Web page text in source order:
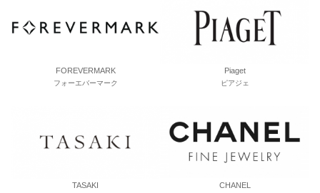
FOREVERMARK
フォーエバーマーク
Piaget
ピアジェ
TASAKI CHANEL